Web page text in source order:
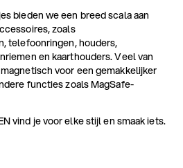
bieden we een breed scala aan
zoals
telefoonringen, houders,
en kaarthouders. Veel van
voor een gemakkelijker
functies zoals MagSafe-
vind je voor elke stijl en smaak iets.